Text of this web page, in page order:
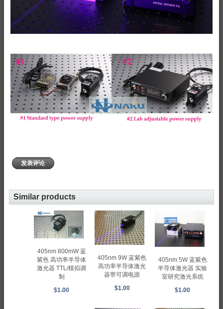
发表评论
Similar products
405nm 800mW 蓝
紫色 高功率半导体
激光器 TTL/模拟调
制
$1.00
405nm 9W 蓝紫色
高功率半导体激光
器带可调电源
$1.00
405nm 5W 蓝紫色
半导体激光器 实验
室研究激光系统
$1.00